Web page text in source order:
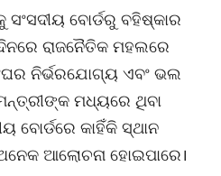
ବୋର୍ଡରୁ ବହିଷ୍କାର
ରାଜନୈତିକ ମହଲରେ
ନିର୍ଭରଯୋଗ୍ୟ ଏବଂ ଭଲ
ମଧ୍ୟରେ ଥିବା
ବୋର୍ଡରେ କାହିଁକି ସ୍ଥାନ
ଆଲୋଚନା ହୋଇପାରେ।